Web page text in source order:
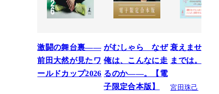
激闘の舞台裏――
前田大然が見たワ
ールドカップ2026
がむしゃら なぜ
俺は、こんなに走
るのか——。【電
子限定合本版】
衰えません
までは。
宮田珠己